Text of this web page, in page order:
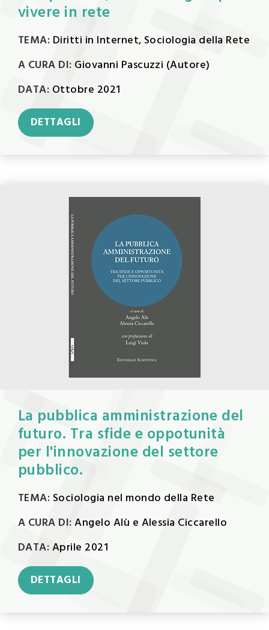
vivere in rete
TEMA: Diritti in Internet, Sociologia della Rete
A CURA DI: Giovanni Pascuzzi (Autore)
DATA: Ottobre 2021
DETTAGLI
La pubblica amministrazione del
futuro. Tra sfide e oppotunità
per l'innovazione del settore
pubblico.
TEMA: Sociologia nel mondo della Rete
A CURA DI:Angelo Alù e Alessia Ciccarello
DATA:Aprile 2021
DETTAGLI